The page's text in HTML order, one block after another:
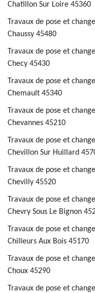
Chatillon Sur Loire 45360
Travaux de pose et
Chaussy 45480
Travaux de pose et
Checy 45430
Travaux de pose et
Chemault 45340
Travaux de pose et
Chevannes 45210
Travaux de pose et
Chevillon Sur Huillard
Travaux de pose et
Chevilly 45520
Travaux de pose et
Chevry Sous Le Bignon
Travaux de pose et
Chilleurs Aux Bois 45170
Travaux de pose et
Choux 45290
Travaux de pose et